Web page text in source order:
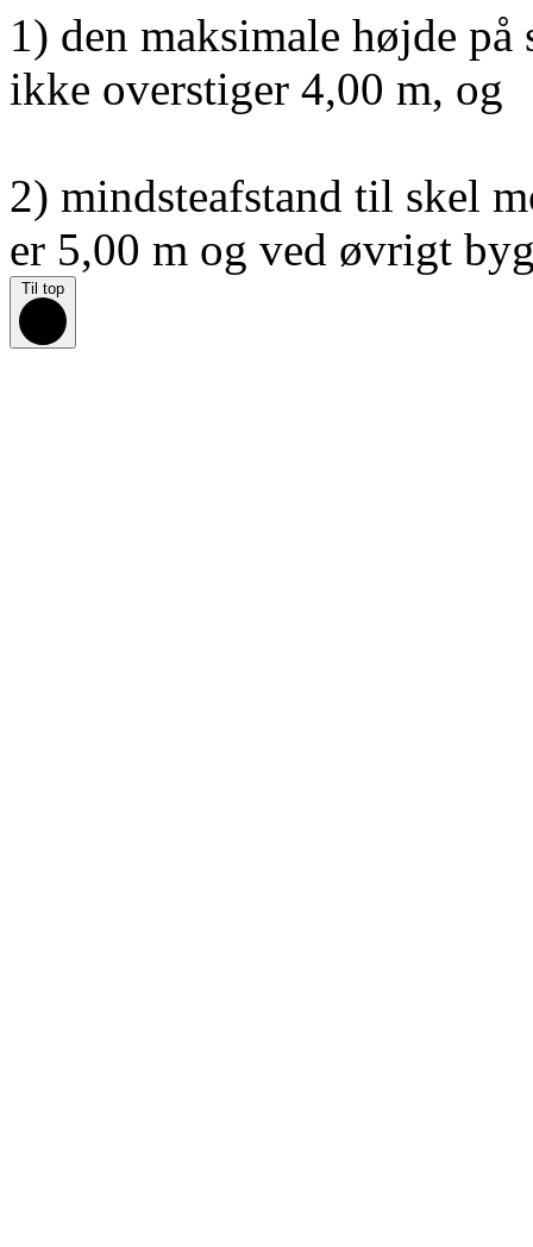
1) den maksimale højde
ikke overstiger 4,00 m, og
2) mindsteafstand til skel
er 5,00 m og ved øvrigt
Til top